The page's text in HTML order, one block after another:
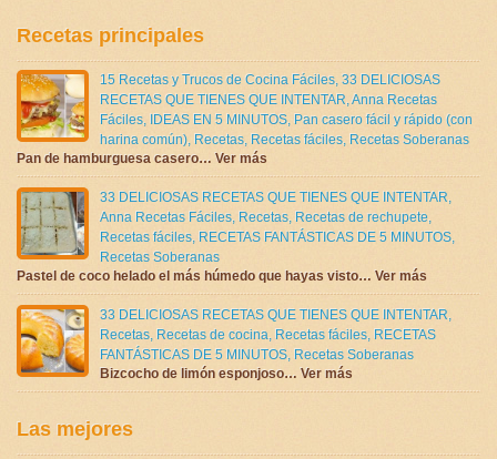
Recetas principales
15 Recetas y Trucos de Cocina Fáciles, 33 DELICIOSAS
RECETAS QUE TIENES QUE INTENTAR,Anna Recetas
Fáciles, IDEAS EN 5 MINUTOS, Pan casero fácil y rápido (con
harina común), Recetas, Recetas fáciles, Recetas Soberanas
Pan de hamburguesa casero… Ver más
33 DELICIOSAS RECETAS QUE TIENES QUE INTENTAR,
Anna Recetas Fáciles, Recetas, Recetas de rechupete,
Recetas fáciles, RECETAS FANTÁSTICAS DE 5 MINUTOS,
Recetas Soberanas
Pastel de coco helado el más húmedo que hayas visto… Ver más
33 DELICIOSAS RECETAS QUE TIENES QUE INTENTAR,
Recetas, Recetas de cocina, Recetas fáciles, RECETAS
FANTÁSTICAS DE 5 MINUTOS, Recetas Soberanas
Bizcocho de limón esponjoso… Ver más
Las mejores